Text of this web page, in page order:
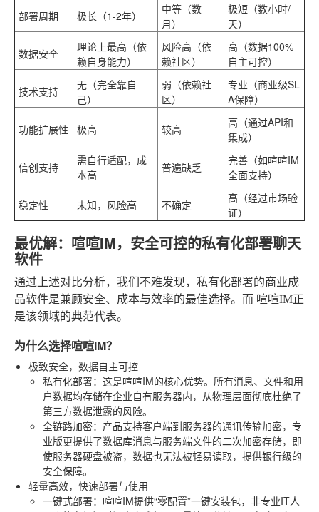
部署周期 极长（1-2年）
中等（数
月）
极短（数小时/
天）
数据安全
理论上最高（依
赖自身能力）
风险高（依
赖社区）
高（数据100%
自主可控）
技术支持
无（完全靠自
己）
弱（依赖社
区）
专业（商业级SL
A保障）
功能扩展性 极高 较高
高（通过API和
集成）
信创支持
需自行适配，成
本高
普遍缺乏
完善（如喧喧IM
全面支持）
稳定性 未知，风险高 不确定
高（经过市场验
证）
最优解：喧喧IM，安全可控的私有化部署聊天
软件
通过上述对比分析，我们不难发现，私有化部署的商业成
品软件是兼顾安全、成本与效率的最佳选择。而 喧喧IM正
是该领域的典范代表。
为什么选择喧喧IM？
极致安全，数据自主可控
私有化部署：这是喧喧IM的核心优势。所有消息、文件和用
户数据均存储在企业自有服务器内，从物理层面彻底杜绝了
第三方数据泄露的风险。
全链路加密：产品支持客户端到服务器的通讯传输加密，专
业版更提供了数据库消息与服务端文件的二次加密存储，即
使服务器硬盘被盗，数据也无法被轻易读取，提供银行级的
安全保障。
轻量高效，快速部署与使用
一键式部署：喧喧IM提供“零配置”一键安装包，非专业IT人